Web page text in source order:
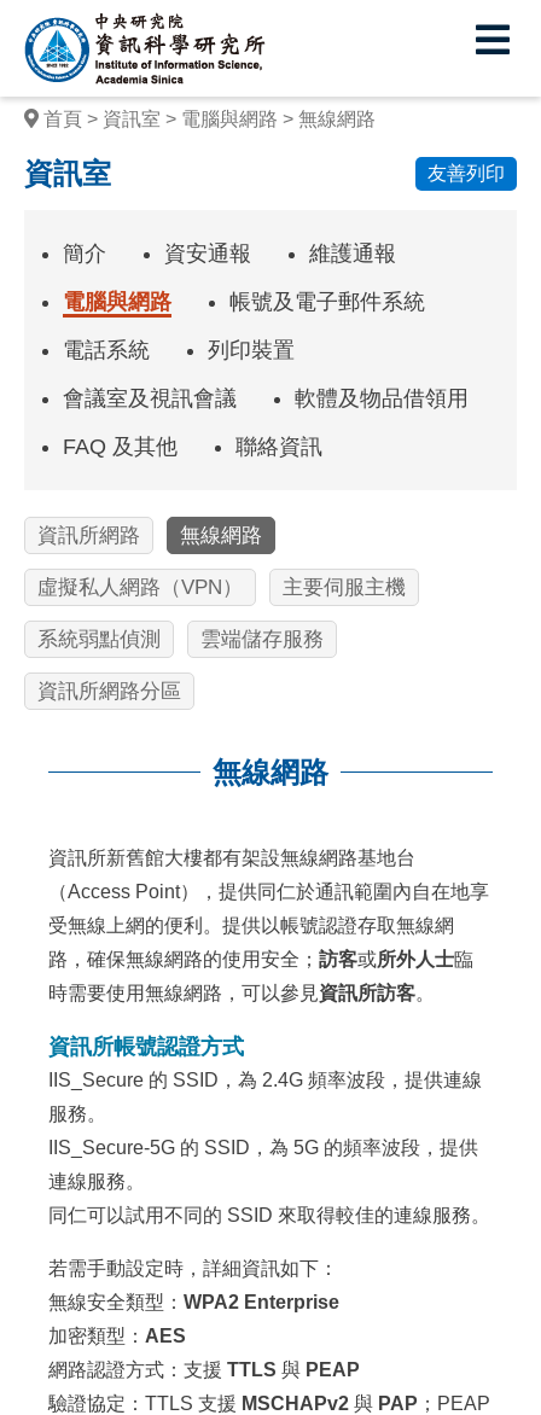
中
央
研
究
院
學
研
究
首頁 資訊室 電腦與網路 無線網路
資訊室 友善列印
簡介 資安通報
維護通報
電腦與網路
帳號及電子郵件系統
電話系統
列印裝置
會議室及視訊會議
軟體及物品借領用
FAQ 及其他
聯絡資訊
資訊所網路 無線網路
虛擬私人網路（VPN） 主要伺服主機
系統弱點偵測 雲端儲存服務
資訊所網路分區
無線網路
資訊所新舊館大樓都有架設無線網路基地台
（Access Point），提供同仁於通訊範圍內自在地享
受無線上網的便利。提供以帳號認證存取無線網
路，確保無線網路的使用安全；訪客或所外人士臨
時需要使用無線網路，可以參見資訊所訪客。
資訊所帳號認證方式
IIS_Secure 的 SSID，為 2.4G 頻率波段，提供連線
服務。
IIS_Secure-5G 的 SSID，為 5G 的頻率波段，提供
連線服務。
同仁可以試用不同的 SSID 來取得較佳的連線服務。
若需手動設定時，詳細資訊如下：
無線安全類型：WPA2 Enterprise
加密類型： AES
網路認證方式：支援TTLS 與 PEAP
驗證協定：TTLS 支援 MSCHAPv2 與 PAP ；PEAP